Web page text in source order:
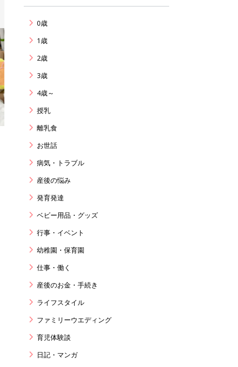
0歳
1歳
2歳
3歳
4歳～
授乳
離乳食
お世話
病気・トラブル
産後の悩み
発育発達
ベビー用品・グッズ
行事・イベント
幼稚園・保育園
仕事・働く
産後のお金・手続き
ライフスタイル
ファミリーウエディング
育児体験談
日記・マンガ